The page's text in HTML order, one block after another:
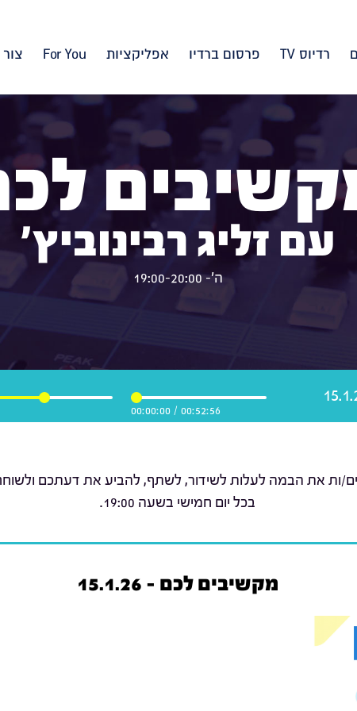
רדיוס TV פרסום ברדיו אפליקציות For You
עם זליג רבינוביץ'
ה'- 19:00-20:00
00:52:56
/
00:00:00
ות את הבמה לעלות לשידור, לשתף, להביע את דעתכם ולשוחח
בכל יום חמישי בשעה 19:00.
מקשיבים לכם - 15.1.26